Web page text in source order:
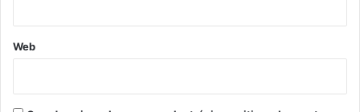
Web